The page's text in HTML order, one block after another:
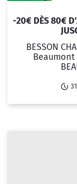
-20€ DÈS 80€
BESSON
Beaumont